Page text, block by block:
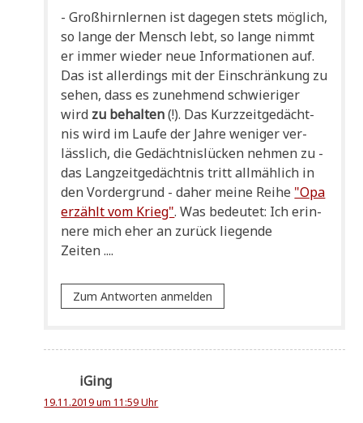
- Groß­hirn­ler­nen ist dage­gen stets mög­lich,
so lan­ge der Mensch lebt, so lan­ge nimmt
er immer wie­der neue Infor­ma­tio­nen auf.
Das ist aller­dings mit der Ein­schrän­kung zu
sehen, dass es zuneh­mend schwie­ri­ger
wird zu behal­ten(!). Das Kurz­zeit­ge­dächt­
nis wird im Lau­fe der Jah­re weni­ger ver­
läss­lich, die Gedächt­nis­lücken neh­men zu -
das Lang­zeit­ge­dächt­nis tritt all­mäh­lich in
den Vor­der­grund - daher mei­ne Rei­he "Opa
erzählt vom Krieg". Was bedeu­tet: Ich erin­
ne­re mich eher an zurück lie­gen­de
Zeiten ....
Zum Antworten anmelden
iGing
19.11.2019 um 11:59 Uhr